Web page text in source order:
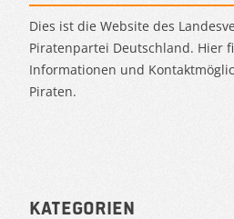
Dies ist die Website des
Piratenpartei Deutschland. Hier
Informationen und
Piraten.
Kategorien